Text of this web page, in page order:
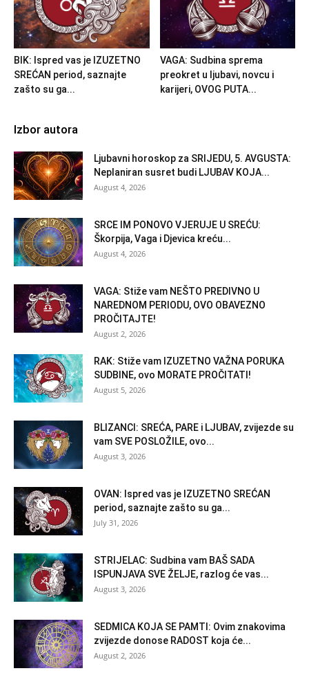
BIK: Ispred vas je IZUZETNO
SREĆAN period, saznajte
zašto su ga...
VAGA: Sudbina sprema
preokret u ljubavi, novcu i
karijeri, OVOG PUTA...
Izbor autora
Ljubavni horoskop za SRIJEDU, 5. AVGUSTA:
Neplaniran susret budi LJUBAV KOJA...
August 4, 2026
SRCE IM PONOVO VJERUJE U SREĆU:
Škorpija, Vaga i Djevica kreću...
August 4, 2026
VAGA: Stiže vam NEŠTO PREDIVNO U
NAREDNOM PERIODU, OVO OBAVEZNO
PROČITAJTE!
August 2, 2026
RAK: Stiže vam IZUZETNO VAŽNA PORUKA
SUDBINE, ovo MORATE PROČITATI!
August 5, 2026
BLIZANCI: SREĆA, PARE i LJUBAV, zvijezde su
vam SVE POSLOŽILE, ovo...
August 3, 2026
OVAN: Ispred vas je IZUZETNO SREĆAN
period, saznajte zašto su ga...
July 31, 2026
STRIJELAC: Sudbina vam BAŠ SADA
ISPUNJAVA SVE ŽELJE, razlog će vas...
August 3, 2026
SEDMICA KOJA SE PAMTI: Ovim znakovima
zvijezde donose RADOST koja će...
August 2, 2026